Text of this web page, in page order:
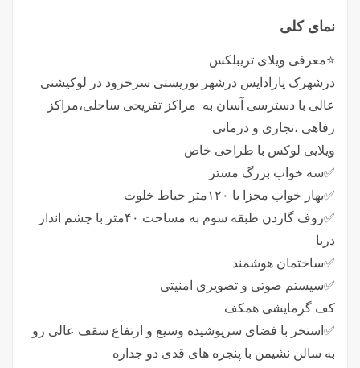
نمای کلی
⭐️معرفی ویلای تریبلکس
درشهرک پارادایس درشهر توریستی سرخرود در لوکیشنی
عالی با دسترسی آسان به مراکز تفریحی ساحلی،مراکز
رفاهی ،تجاری و درمانی
ویلایی لوکس با طراحی خاص
✅️سه خواب بزرگ مستر
✅️بهار خواب مجزا با ۱۲۰متر حیاط خلوت
✅️روف گاردن طبقه سوم به مساحت ۴۰متر با چشم انداز
دریا
✅️ساختمان هوشمند
✅️سیستم صوتی و تصویری امنیتی
کف گرمایشی همکف
✅️استخر با فضای سرپوشیده وسیع و ارتفاع سقف عالی رو
به سالن نشیمن با پنجره های قدی دو جداره